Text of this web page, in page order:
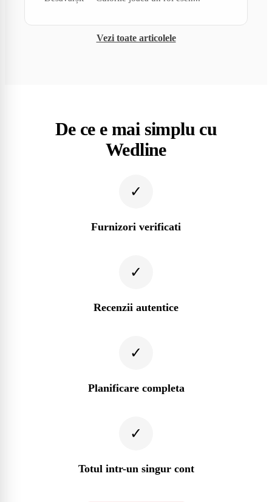
Vezi toate articolele
De ce e mai simplu cu
Wedline
✓
Furnizori verificati
✓
Recenzii autentice
✓
Planificare completa
✓
Totul intr-un singur cont